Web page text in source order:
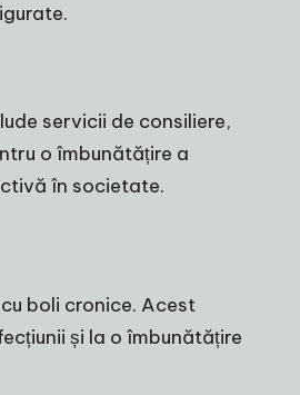
servicii de consiliere,
o îmbunătățire a
în societate.
boli cronice. Acest
și la o îmbunătățire